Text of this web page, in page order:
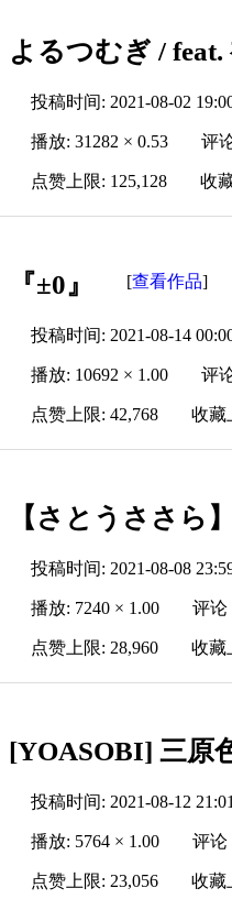
よるつむぎ / feat.
投稿时间: 2021-08-02
播放: 31282 × 0.53 评
点赞上限: 125,128 收
『±0』 [查看作品]
投稿时间: 2021-08-14
播放: 10692 × 1.00 评
点赞上限: 42,768 收藏
【さとうささら
投稿时间: 2021-08-08
播放: 7240 × 1.00 评论
点赞上限: 28,960 收藏
[YOASOBI] 三原
投稿时间: 2021-08-12
播放: 5764 × 1.00 评论
点赞上限: 23,056 收藏